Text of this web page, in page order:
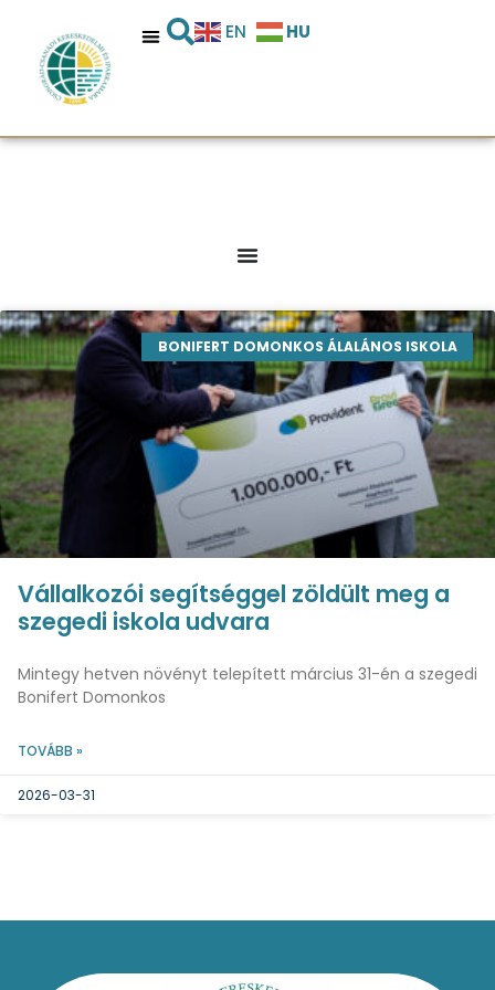
EN HU
BONIFERT DOMONKOS ÁLALÁNOS ISKOLA
Vállalkozói segítséggel zöldült meg a
szegedi iskola udvara
Mintegy hetven növényt telepített március 31-én a szegedi
Bonifert Domonkos
TOVÁBB »
2026-03-31